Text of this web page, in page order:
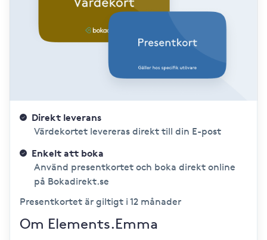
Direkt leverans
Värdekortet levereras direkt till din E-post
Enkelt att boka
Använd presentkortet och boka direkt online
på Bokadirekt.se
Presentkortet är giltigt i 12 månader
Om Elements.Emma